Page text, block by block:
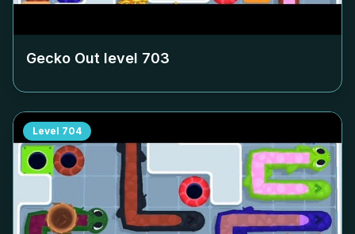
Gecko Out level 703
Level 704